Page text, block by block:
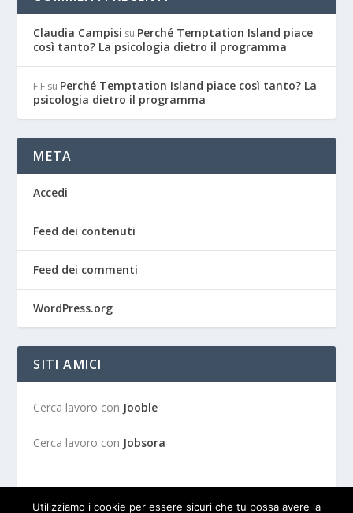
Claudia Campisi su Perché Temptation Island piace
così tanto? La psicologia dietro il programma
F F su Perché Temptation Island piace così tanto? La
psicologia dietro il programma
META
Accedi
Feed dei contenuti
Feed dei commenti
WordPress.org
SITI AMICI
Cerca lavoro con Jooble
Cerca lavoro con Jobsora
Utilizziamo i cookie per essere sicuri che tu possa avere la